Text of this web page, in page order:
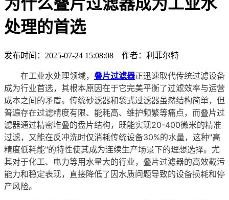
为什么叠片过滤器成为工业水
处理的首选
发布时间：2025-07-24 15:08:08 作者：利菲尔特
在工业水处理领域， 叠片过滤器正迅速取代传统过滤设备
成为行业首选，其根本原因在于它完美平衡了过滤效率与运营
成本之间的矛盾。传统砂滤器和袋式过滤器虽然结构简单，但
普遍存在过滤精度有限、能耗高、维护频繁等痛点，而叠片过
滤器通过精密堆叠的盘片结构，既能实现20-400微米的精准
过滤，又能在反冲洗时仅消耗传统设备30%的水量，这种"高
精度低耗能"的特性使其成为连续生产场景下的理想选择。尤
其对于化工、电力等用水量大的行业，叠片过滤器的高效截污
能力和稳定表现，直接降低了因水质问题导致的设备损耗和停
产风险。